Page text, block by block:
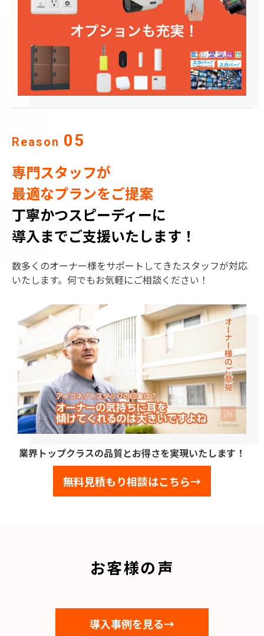
Reason 05
専門スタッフが
最適なプランをご提案
丁寧かつスピーディーに
導入までご支援いたします！
数多くのオーナー様をサポートしてきたスタッフが対応
いたします。何でもお気軽にご相談ください！
業界トップクラスの品質とお得さを実現いたします！
無料見積もり相談はこちら→
お客様の声
導入事例を見る→